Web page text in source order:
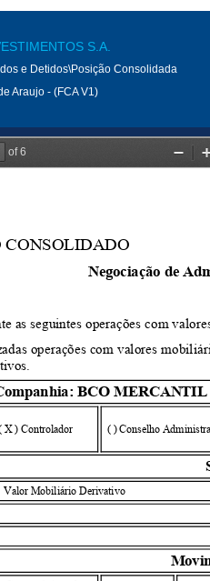
S.A.
e Detidos\Posição Consolidada
Araujo - (FCA V1)